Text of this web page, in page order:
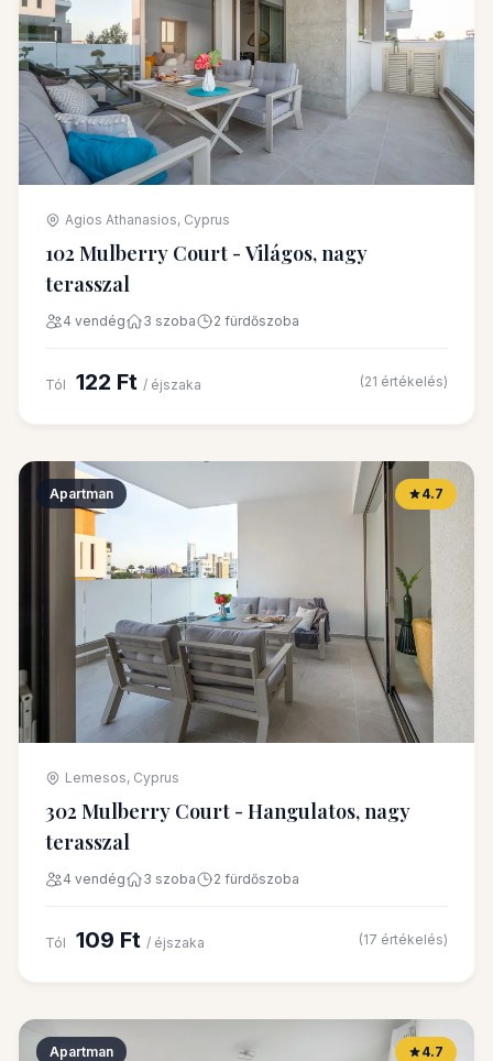
Agios Athanasios, Cyprus
102 Mulberry Court - Világos, nagy
terasszal
4 vendég 3 szoba 2 fürdőszoba
Tól 122 Ft / éjszaka (21 értékelés)
Apartman 4.7
Lemesos, Cyprus
302 Mulberry Court - Hangulatos, nagy
terasszal
4 vendég 3 szoba 2 fürdőszoba
Tól 109 Ft / éjszaka (17 értékelés)
Apartman 4.7